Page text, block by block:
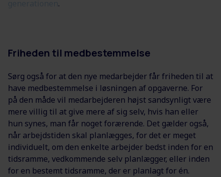
.
Friheden til medbestemmelse
Sørg også for at den nye medarbejder får friheden til at
have medbestemmelse i løsningen af opgaverne. For
på den måde vil medarbejderen højst sandsynligt være
mere villig til at give mere af sig selv, hvis han eller
hun synes, man får noget forærende. Det gælder også,
når arbejdstiden skal planlægges, for det er meget
individuelt, om den enkelte arbejder bedst inden for en
tidsramme, vedkommende selv planlægger, eller inden
for en bestemt tidsramme, der er planlagt for én.